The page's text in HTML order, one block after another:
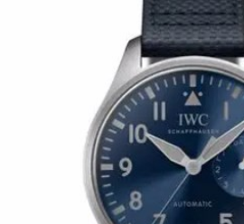
洮北区明仁南街万国售后服务中心（
浑江区浑江大街万国售后服务中心（
船营区河南街万国售后服务中心（需
龙山区人民大街万国售后服务中心（
市新华街道梅河大街万国售后服务
铁东区紫气大路与南九经街交汇处
宁江区五环大街万国售后服务中心
东昌区环通乡江南大街万国售后服
延吉市解放路万国售后服务中心（需